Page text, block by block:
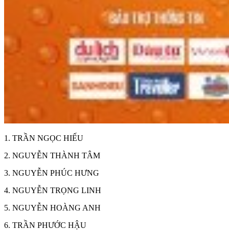
1. TRẦN NGỌC HIẾU
2. NGUYỄN THÀNH TÂM
3. NGUYỄN PHÚC HƯNG
4. NGUYỄN TRỌNG LINH
5. NGUYỄN HOÀNG ANH
6. TRẦN PHƯỚC HẬU